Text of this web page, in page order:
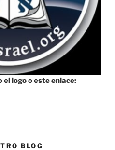
logo o este enlace:
BLOG